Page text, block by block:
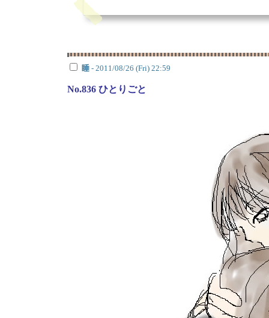
睡 - 2011/08/26 (Fri) 22:59
No.836 ひとりごと